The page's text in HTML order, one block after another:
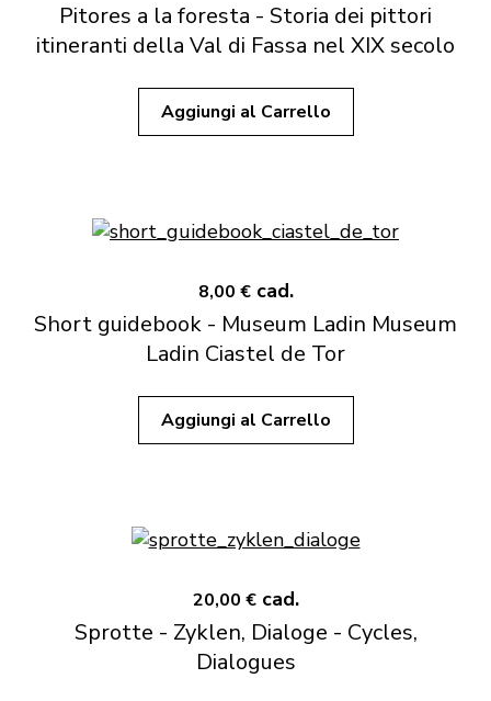
Pitores a la foresta - Storia dei pittori
itineranti della Val di Fassa nel XIX secolo
Aggiungi al Carrello
8,00 € cad.
Short guidebook - Museum Ladin Museum
Ladin Ciastel de Tor
Aggiungi al Carrello
20,00 € cad.
Sprotte - Zyklen, Dialoge - Cycles,
Dialogues